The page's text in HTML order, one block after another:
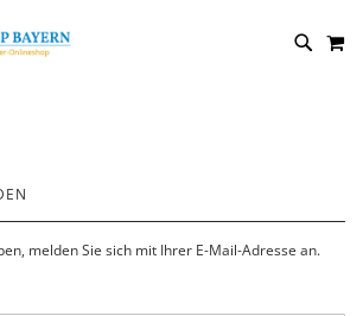
melden Sie sich mit Ihrer E-Mail-Adresse an.